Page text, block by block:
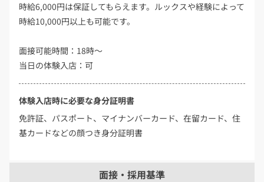
時給6,000円は保証してもらえます。ルックスや経験によって
時給10,000円以上も可能です。
面接可能時間：18時～
当日の体験入店：可
体験入店時に必要な身分証明書
免許証、パスポート、マイナンバーカード、在留カード、住
基カードなどの顔つき身分証明書
面接・採用基準